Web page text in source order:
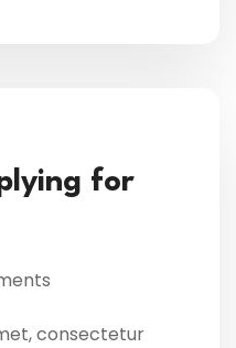
for
consectetur